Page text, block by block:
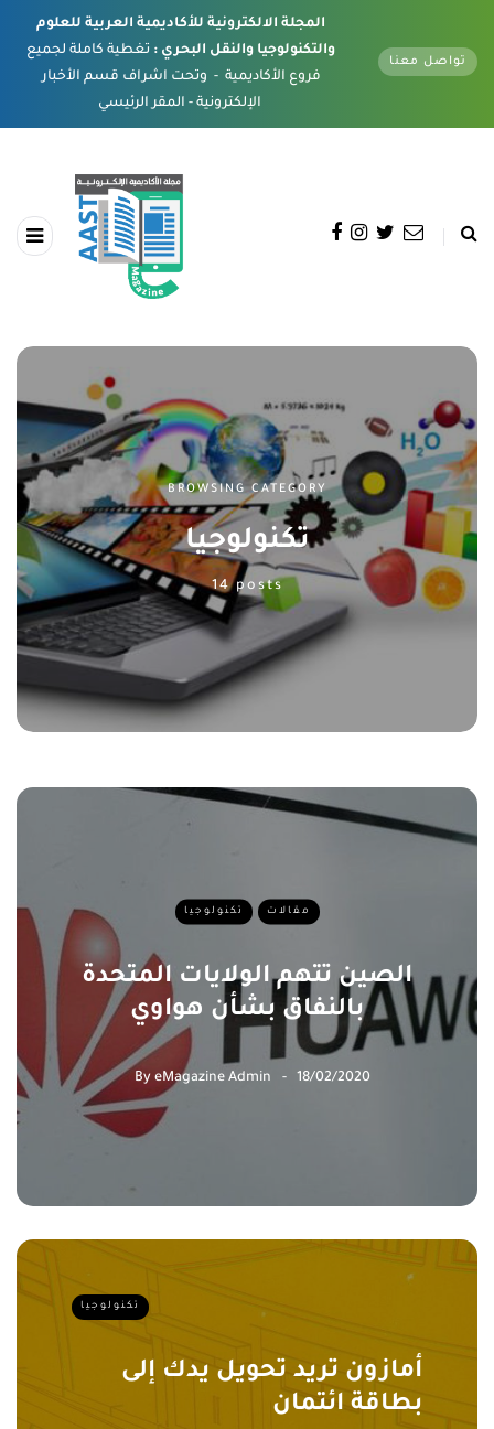
المجلة الالكترونية للأكاديمية العربية للعلوم
والتكنولوجيا والنقل البحري : تغطية كاملة لجميع
فروع الأكاديمية - وتحت اشراف قسم الأخبار
تواصل معنا
BROWSING CATEGORY
تكنولوجيا
14 posts
تكنولوجيا مقالات
الصين تتهم الولايات المتحدة
بالنفاق بشأن هواوي
By eMagazine Admin 18/02/2020
تكنولوجيا
أمازون تريد تحويل يدك إلى
بطاقة ائتمان